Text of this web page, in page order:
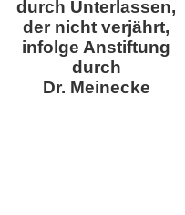
durch Unterlassen,
der nicht verjährt,
infolge Anstiftung
durch
Dr. Meinecke